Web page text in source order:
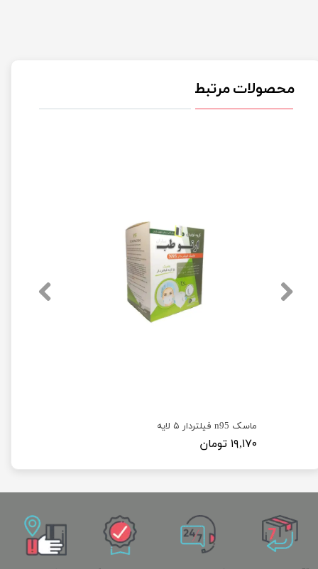
محصولات مرتبط
ماسک n95 فیلتردار ۵ لایه
۱۹,۱۷۰ تومان